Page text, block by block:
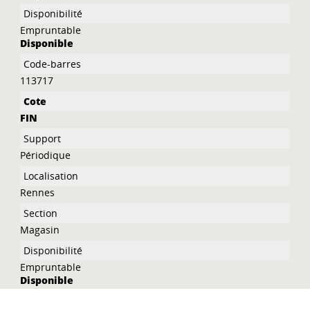
Empruntable
Disponible
113717
FIN
Périodique
Rennes
Magasin
Empruntable
Disponible